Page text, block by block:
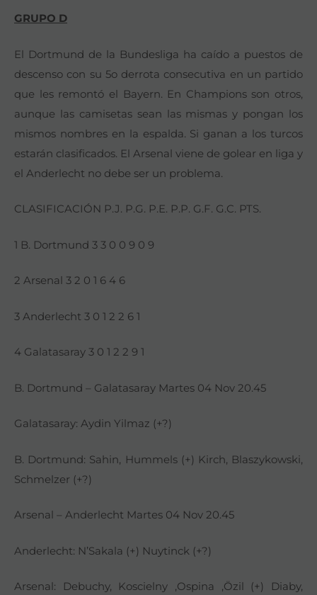
GRUPO D
El Dortmund de la Bundesliga ha caído a puestos de
descenso con su 5o derrota consecutiva en un partido
que les remontó el Bayern. En Champions son otros,
aunque las camisetas sean las mismas y pongan los
mismos nombres en la espalda. Si ganan a los turcos
estarán clasificados. El Arsenal viene de golear en liga y
el Anderlecht no debe ser un problema.
CLASIFICACIÓN P.J. P.G. P.E. P.P. G.F. G.C. PTS.
1 B. Dortmund 3 3 0 0 9 0 9
2 Arsenal 3 2 0 1 6 4 6
3 Anderlecht 3 0 1 2 2 6 1
4 Galatasaray 3 0 1 2 2 9 1
B. Dortmund – Galatasaray Martes 04 Nov 20.45
Galatasaray: Aydin Yilmaz (+?)
B. Dortmund: Sahin, Hummels (+) Kirch, Blaszykowski,
Schmelzer (+?)
Arsenal – Anderlecht Martes 04 Nov 20.45
Anderlecht: N’Sakala (+) Nuytinck (+?)
Arsenal: Debuchy, Koscielny ,Ospina ,Özil (+) Diaby,